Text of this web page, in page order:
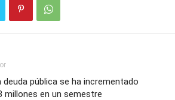
pública se ha incrementado
millones en un semestre